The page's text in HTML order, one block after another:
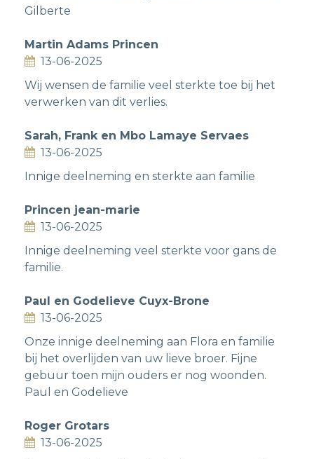
Gilberte
Martin Adams Princen
13-06-2025
Wij wensen de familie veel sterkte toe bij het
verwerken van dit verlies.
Sarah, Frank en Mbo Lamaye Servaes
13-06-2025
Innige deelneming en sterkte aan familie
Princen jean-marie
13-06-2025
Innige deelneming veel sterkte voor gans de
familie.
Paul en Godelieve Cuyx-Brone
13-06-2025
Onze innige deelneming aan Flora en familie
bij het overlijden van uw lieve broer. Fijne
gebuur toen mijn ouders er nog woonden.
Paul en Godelieve
Roger Grotars
13-06-2025